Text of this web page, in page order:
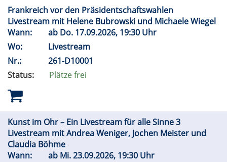
Frankreich vor den Präsidentschaftswahlen
Livestream mit Helene Bubrowski und Michaele Wiegel
Wann:
ab Do. 17.09.2026, 19:30 Uhr
Wo:
Livestream
Nr.:
261-D10001
Status:
Plätze frei
Kunst im Ohr – Ein Livestream für alle Sinne 3
Livestream mit Andrea Weniger, Jochen Meister und
Claudia Böhme
Wann:
ab Mi.23.09.2026, 19:30 Uhr